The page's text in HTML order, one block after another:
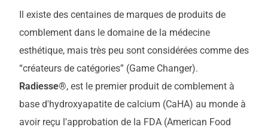
Il existe des centaines de marques de produits de
comblement dans le domaine de la médecine
esthétique, mais très peu sont considérées comme des
“créateurs de catégories” (Game Changer).
Radiesse®, est le premier produit de comblement à
base d'hydroxyapatite de calcium (CaHA) au monde à
avoir reçu l'approbation de la FDA (American Food